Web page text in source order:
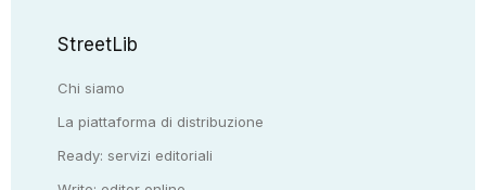
StreetLib
Chi siamo
La piattaforma di distribuzione
Ready: servizi editoriali